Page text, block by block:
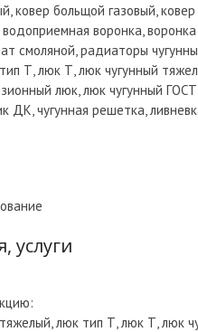
ковер больщой газовый,
воронка,
смоляной, радиаторы
Т, люк Т, люк чугунный
люк, люк чугунный
чугунная решетка,
услуги
люк тип Т, люк Т, люк